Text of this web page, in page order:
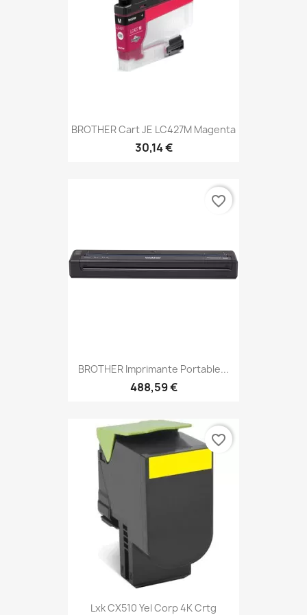
BROTHER Cart JE LC427M Magenta
30,14 €
BROTHER Imprimante Portable...
488,59 €
favorite_border
Lxk CX510 Yel Corp 4K Crtg
favorite_border